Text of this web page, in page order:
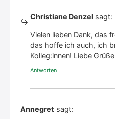
Christiane Denzel sagt:
Vie­len lie­ben Dank, das
das hof­fe ich auch, ich
Kolleg:innen! Lie­be
Antworten
Annegret sagt: